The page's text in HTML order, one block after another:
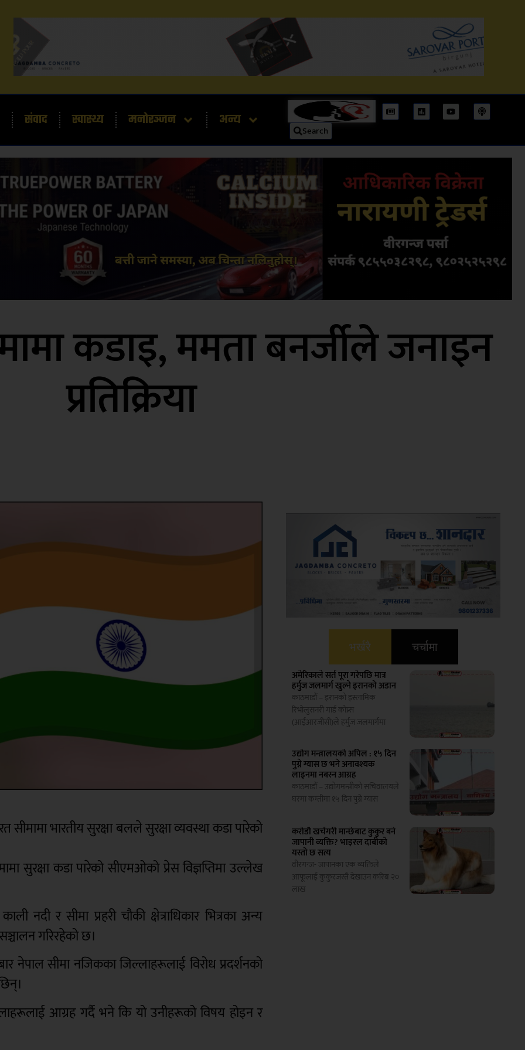
संवाद स्वास्थ्य मनोरञ्जन अन्य
Search
कडाइ, ममता बनर्जीले जनाइन
प्रतिक्रिया
भारतीय सुरक्षा बलले सुरक्षा व्यवस्था कडा पारेको
सुरक्षा कडा पारेको सीएमओको प्रेस विज्ञप्तिमा उल्लेख
नदी र सीमा प्रहरी चौकी क्षेत्राधिकार भित्रका अन्य
गरिरहेको छ।
नेपाल सीमा नजिकका जिल्लाहरूलाई विरोध प्रदर्शनको
आग्रह गर्दै भने कि यो उनीहरूको विषय होइन र
भर्खरै चर्चामा
अमेरिकाले सर्त पूरा गरेपछि मात्र
हर्मुज जलमार्ग खुल्ने इरानको अडान
काठमाडौं – इरानको इस्लामिक
रिभोलुसनरी गार्ड कोप्र्स
(आईआरजीसी)ले हर्मुज जलमार्गमा
उद्योग मन्त्रालयको अपिल : १५ दिन
पुग्ने ग्यास छ भने अनावश्यक
लाइनमा नबस्न आग्रह
काठमाडौं – उद्योगमन्त्रीको सचिवालयले
घरमा कम्तीमा १५ दिन पुग्ने ग्यास
करोडौ खर्चगरी मान्छेबाट कुकुर बने
जापानी व्यक्ति? भाइरल दाबीको
यस्तो छ सत्य
वीरगन्ज- जापानका एक व्यक्तिले
आफूलाई कुकुरजस्तै देखाउन करिब २०
लाख